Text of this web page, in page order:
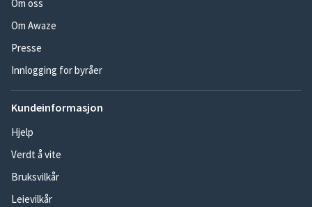
Om oss
Om Awaze
Presse
Innlogging for byråer
Kundeinformasjon
Hjelp
Verdt å vite
Bruksvilkår
Leievilkår